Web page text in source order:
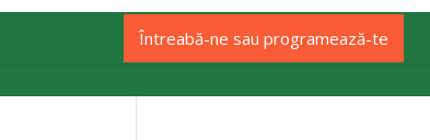
Întreabă-ne sau programează-te